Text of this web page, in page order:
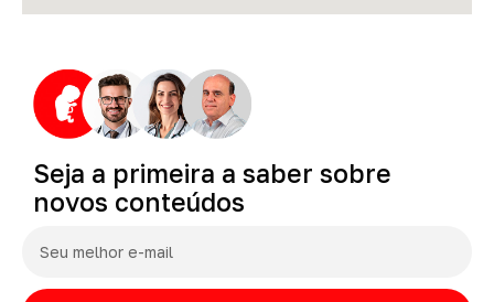
Seja a primeira a saber sobre
novos conteúdos